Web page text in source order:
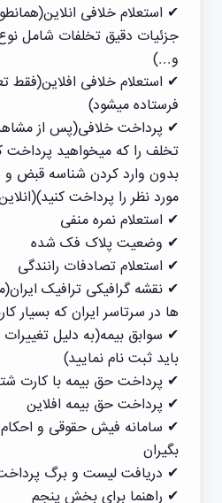
✔ استعلام خلافی
جزئیات دقیق تخلفات شامل
و...)
✔ استعلام خلافی افلاین(فقط
فرستاده میشود)
✔ پرداخت خلافی(پس از
تخلف را که میخواهید پرداخت
بدون وارد کردن شناسه قبض
مورد نظر را پرداخت
✔ استعلام نمره منفی
✔ وضعیت پلاک فک شده
✔ استعلام تصادفات رانندگی
✔ نقشه گرافیکی ترافیک
ها در سرتاسر ایران که بسیار
✔ سوابق بیمه(به دلیل تغییرات
باید ثبت نام نمایید)
✔ پرداخت حق بیمه با کارت
✔ پرداخت حق بیمه افلاین
✔ سامانه فیش حقوقی و
بگیران
✔ دریافت لیست و برگ
✔ راهنما برای بخش پنجم